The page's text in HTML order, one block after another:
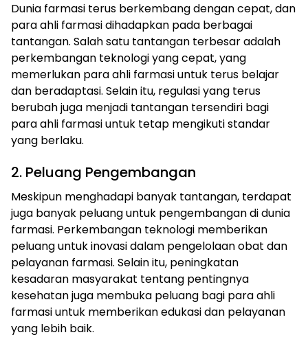
Dunia farmasi terus berkembang dengan cepat, dan
para ahli farmasi dihadapkan pada berbagai
tantangan. Salah satu tantangan terbesar adalah
perkembangan teknologi yang cepat, yang
memerlukan para ahli farmasi untuk terus belajar
dan beradaptasi. Selain itu, regulasi yang terus
berubah juga menjadi tantangan tersendiri bagi
para ahli farmasi untuk tetap mengikuti standar
yang berlaku.
2. Peluang Pengembangan
Meskipun menghadapi banyak tantangan, terdapat
juga banyak peluang untuk pengembangan di dunia
farmasi. Perkembangan teknologi memberikan
peluang untuk inovasi dalam pengelolaan obat dan
pelayanan farmasi. Selain itu, peningkatan
kesadaran masyarakat tentang pentingnya
kesehatan juga membuka peluang bagi para ahli
farmasi untuk memberikan edukasi dan pelayanan
yang lebih baik.